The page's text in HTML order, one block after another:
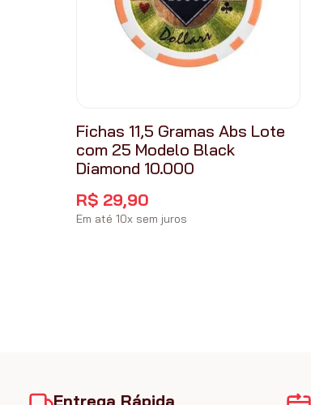
Fichas 11,5 Gramas Abs Lote
com 25 Modelo Black
Diamond 10.000
R$ 29,90
Em até10x sem juros
Entrega Rápida